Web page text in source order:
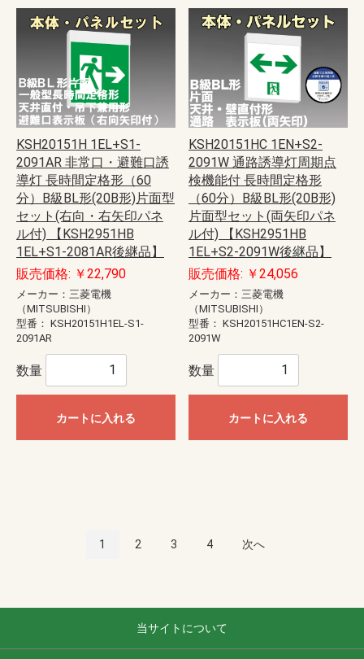
KSH20151H 1EL+S1-
2091AR 非常口・避難口誘
導灯 長時間定格形（60
分）B級BL形(20B形)片面型
セット(右向・右矢印パネ
ル付) 【KSH2951HB
1EL+S1-2081AR後継品】
販売価格: ￥22,790
メーカー：三菱電機
（MITSUBISHI）
型番： KSH20151H1EL-S1-
2091AR
数量
カートに入れる
KSH20151HC 1EN+S2-
2091W 通路誘導灯周期点
検機能付 長時間定格形
（60分）B級BL形(20B形)
片面型セット(両矢印パネ
ル付) 【KSH2951HB
1EL+S2-2091W後継品】
販売価格: ￥24,056
メーカー：三菱電機
（MITSUBISHI）
型番： KSH20151HC1EN-S2-
2091W
数量
カートに入れる
1 2 3 4 次へ
当サイトについて